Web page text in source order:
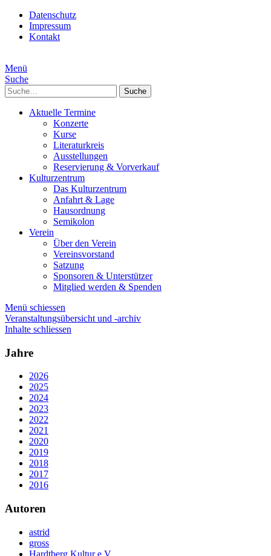
Datenschutz
Impressum
Kontakt
Menü
Suche
Suche
Aktuelle Termine
Konzerte
Kurse
Literaturkreis
Ausstellungen
Reservierung & Vorverkauf
Kulturzentrum
Das Kulturzentrum
Anfahrt & Lage
Hausordnung
Semikolon
Verein
Über den Verein
Vereinsvorstand
Satzung
Sponsoren & Unterstützer
Mitglied werden & Spenden
Menü schiessen
Veranstaltungsübersicht und -archiv
Inhalte schliessen
Jahre
2026
2025
2024
2023
2022
2021
2020
2019
2018
2017
2016
Autoren
astrid
gross
Hardtberg Kultur e.V.